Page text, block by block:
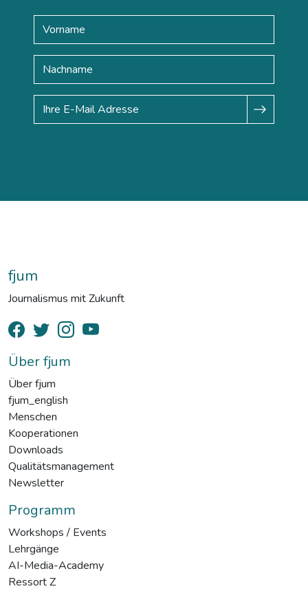
fjum
Journalismus mit Zukunft
Über fjum
Über fjum
fjum_english
Menschen
Kooperationen
Downloads
Qualitätsmanagement
Newsletter
Programm
Workshops / Events
Lehrgänge
AI-Media-Academy
Ressort Z